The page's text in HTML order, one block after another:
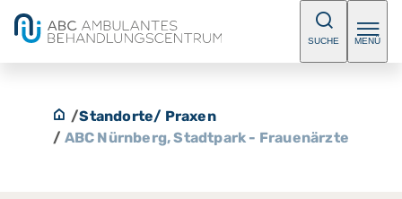
SUCHE MENÜ
/Standorte/ Praxen
/ ABC Nürnberg, Stadtpark - Frauenärzte